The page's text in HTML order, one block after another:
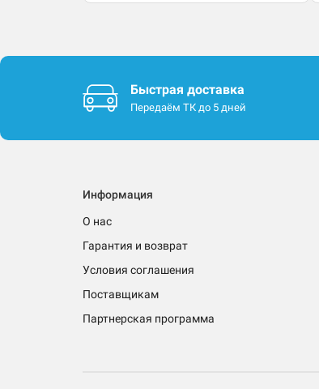
Быстрая доставка
Передаём ТК до 5 дней
Информация
О нас
Гарантия и возврат
Условия соглашения
Поставщикам
Партнерская программа